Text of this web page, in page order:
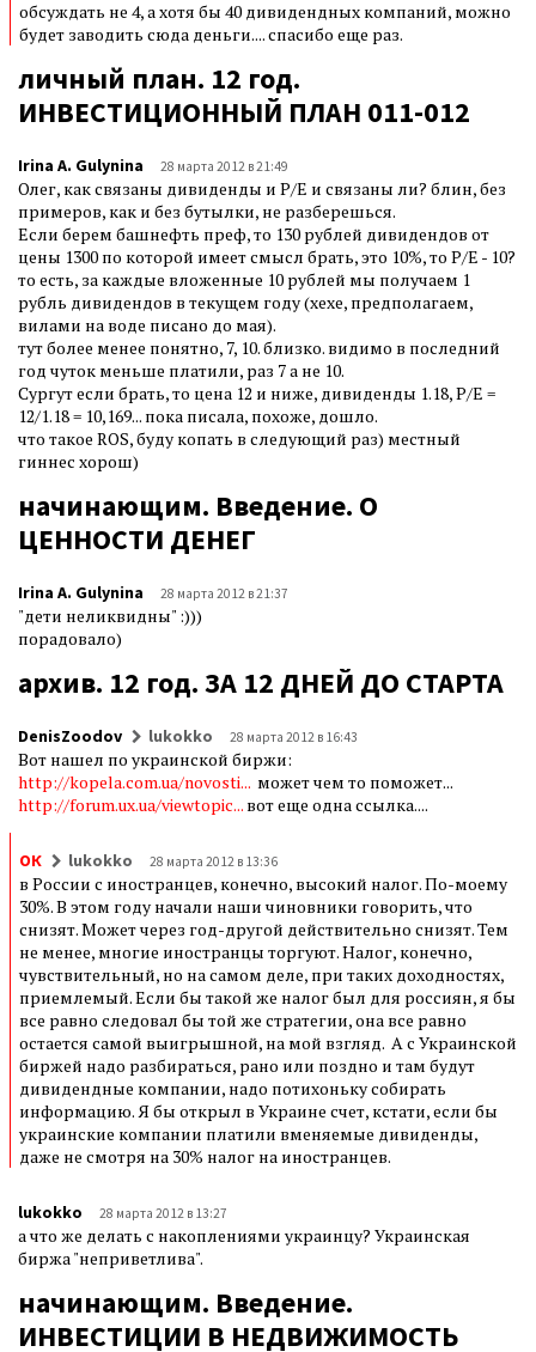
обсуждать не 4, а хотя бы 40 дивидендных компаний, можно
будет заводить сюда деньги.... спасибо еще раз.
личный план. 12 год.
ИНВЕСТИЦИОННЫЙ ПЛАН 011-012
Irina A. Gulynina 28 марта 2012 в 21:49
Олег, как связаны дивиденды и P/E и связаны ли? блин, без
примеров, как и без бутылки, не разберешься.
Если берем башнефть преф, то 130 рублей дивидендов от
цены 1300 по которой имеет смысл брать, это 10%, то P/E - 10?
то есть, за каждые вложенные 10 рублей мы получаем 1
рубль дивидендов в текущем году (хехе, предполагаем,
вилами на воде писано до мая).
тут более менее понятно, 7, 10. близко. видимо в последний
год чуток меньше платили, раз 7 а не 10.
Сургут если брать, то цена 12 и ниже, дивиденды 1.18, P/E =
12/1.18 = 10,169... пока писала, похоже, дошло.
что такое ROS, буду копать в следующий раз) местный
гиннес хорош)
начинающим. Введение. О
ЦЕННОСТИ ДЕНЕГ
Irina A. Gulynina 28 марта 2012 в 21:37
"дети неликвидны" :)))
порадовало)
архив. 12 год. ЗА 12 ДНЕЙ ДО СТАРТА
DenisZoodov lukokko 28 марта 2012 в 16:43
Вот нашел по украинской биржи:
http://kopela.com.ua/novosti... может чем то поможет...
http://forum.ux.ua/viewtopic... вот еще одна ссылка....
ОК lukokko 28 марта 2012 в 13:36
в России с иностранцев, конечно, высокий налог. По-моему
30%. В этом году начали наши чиновники говорить, что
снизят. Может через год-другой действительно снизят. Тем
не менее, многие иностранцы торгуют. Налог, конечно,
чувствительный, но на самом деле, при таких доходностях,
приемлемый. Если бы такой же налог был для россиян, я бы
все равно следовал бы той же стратегии, она все равно
остается самой выигрышной, на мой взгляд. А с Украинской
биржей надо разбираться, рано или поздно и там будут
дивидендные компании, надо потихоньку собирать
информацию. Я бы открыл в Украине счет, кстати, если бы
украинские компании платили вменяемые дивиденды,
даже не смотря на 30% налог на иностранцев.
lukokko 28 марта 2012 в 13:27
а что же делать с накоплениями украинцу? Украинская
биржа "неприветлива".
начинающим. Введение.
ИНВЕСТИЦИИ В НЕДВИЖИМОСТЬ